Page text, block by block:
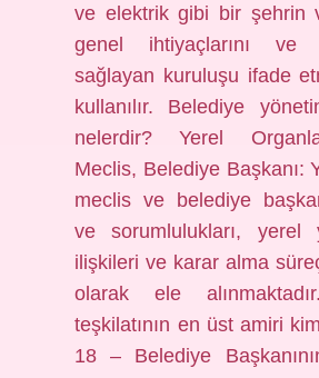
ve elektrik gibi bir şehrin
genel ihtiyaçlarını ve
sağlayan kuruluşu ifade
kullanılır. Belediye
nelerdir? Yerel
Meclis, Belediye Başkanı:
meclis ve belediye
ve sorumlulukları, yerel
ilişkileri ve karar alma
olarak ele
teşkilatının en üst amiri
18 – Belediye